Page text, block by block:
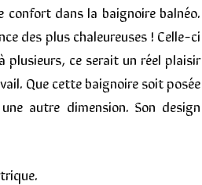
confort dans la baignoire balnéo.
des plus chaleureuses ! Celle-ci
plusieurs, ce serait un réel plaisir
Que cette baignoire soit posée
autre dimension. Son design